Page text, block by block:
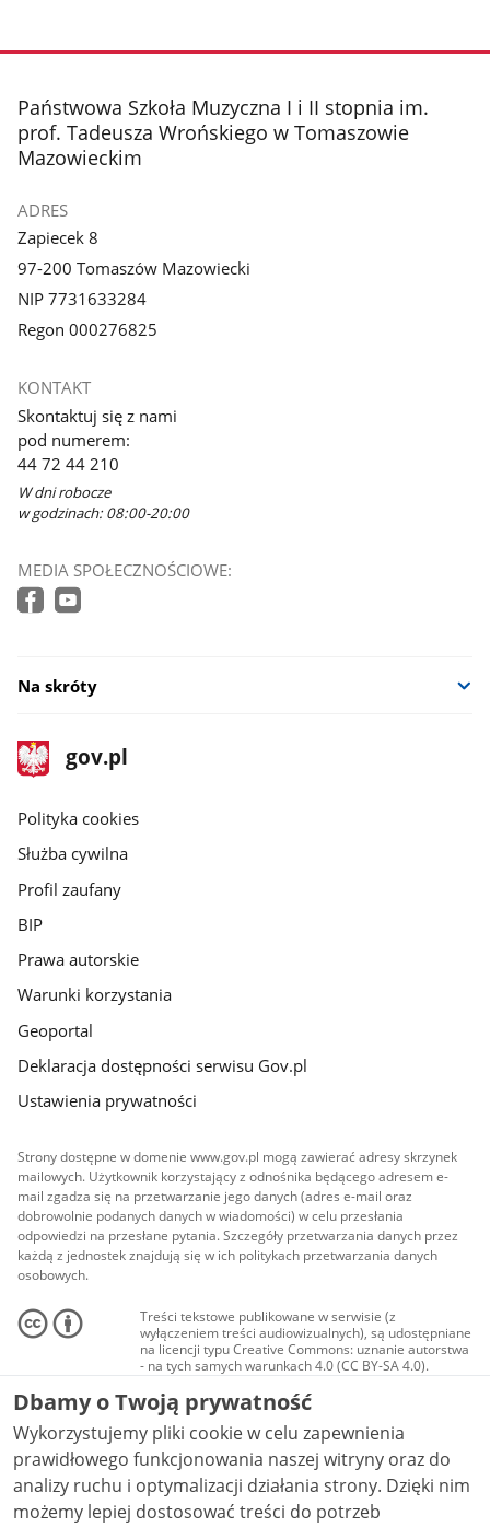
stopka
Państwowa Szkoła Muzyczna I i II stopnia im.
prof. Tadeusza Wrońskiego w Tomaszowie
Mazowieckim
ADRES
Zapiecek 8
97-200 Tomaszów Mazowiecki
NIP 7731633284
Regon 000276825
KONTAKT
Skontaktuj się z nami
pod numerem:
44 72 44 210
W dni robocze
w godzinach: 08:00-20:00
MEDIA SPOŁECZNOŚCIOWE:
Na skróty
stopka
gov.pl
Strona
gov.pl
gov.pl
Polityka cookies
Służba cywilna
Profil zaufany
BIP
Prawa autorskie
Warunki korzystania
Geoportal
Deklaracja dostępności serwisu Gov.pl
Ustawienia prywatności
Strony dostępne w domenie www.gov.pl mogą zawierać adresy skrzynek
mailowych. Użytkownik korzystający z odnośnika będącego adresem e-
mail zgadza się na przetwarzanie jego danych (adres e-mail oraz
dobrowolnie podanych danych w wiadomości) w celu przesłania
odpowiedzi na przesłane pytania. Szczegóły przetwarzania danych przez
każdą z jednostek znajdują się w ich politykach przetwarzania danych
osobowych.
Treści tekstowe publikowane w serwisie (z
wyłączeniem treści audiowizualnych), są udostępniane
na licencji typu Creative Commons: uznanie autorstwa
- na tych samych warunkach 4.0 (CC BY-SA 4.0).
Materiały audiowizualne, w tym zdjęcia, materiały
audio i wideo, są udostępniane na licencji typu
Creative Commons: uznanie autorstwa użycie
niekomercyjne - bez utworów zależnych 4.0 (CC BY-
NC-ND 4.0), o ile nie jest to stwierdzone inaczej.
Dbamy o Twoją prywatność
Wykorzystujemy pliki cookie w celu zapewnienia
prawidłowego funkcjonowania naszej witryny oraz do
analizy ruchu i optymalizacji działania strony. Dzięki nim
możemy lepiej dostosować treści do potrzeb